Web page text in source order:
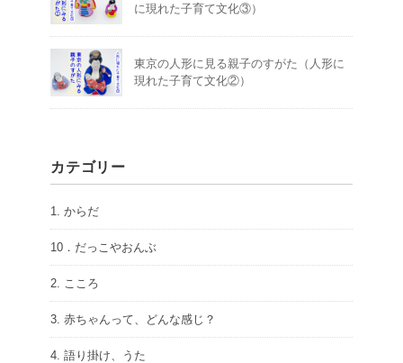
に現れた子育て文化③）
東京の人形に見る親子のすがた（人形に
現れた子育て文化②）
カテゴリー
1. からだ
10．だっこやおんぶ
2. こころ
3. 赤ちゃんって、どんな感じ？
4. 語り掛け、うた